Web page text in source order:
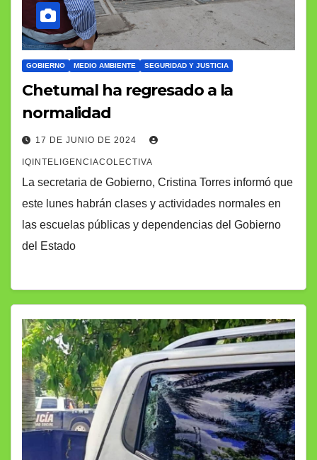
GOBIERNO MEDIO AMBIENTE SEGURIDAD Y JUSTICIA
Chetumal ha regresado a la
normalidad
17 DE JUNIO DE 2024
IQINTELIGENCIACOLECTIVA
La secretaria de Gobierno, Cristina Torres informó que
este lunes habrán clases y actividades normales en
las escuelas públicas y dependencias del Gobierno
del Estado